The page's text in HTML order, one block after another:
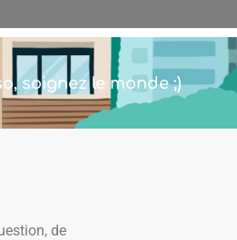
soignez le monde ;)
de